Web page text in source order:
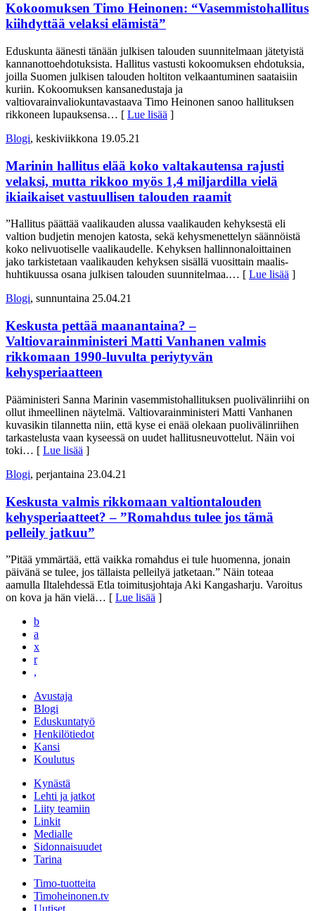
Kokoomuksen Timo Heinonen: “Vasemmistohallitus
kiihdyttää velaksi elämistä”
Eduskunta äänesti tänään julkisen talouden suunnitelmaan jätetyistä
kannanottoehdotuksista. Hallitus vastusti kokoomuksen ehdotuksia,
joilla Suomen julkisen talouden holtiton velkaantuminen saataisiin
kuriin. Kokoomuksen kansanedustaja ja
valtiovarainvaliokuntavastaava Timo Heinonen sanoo hallituksen
rikkoneen lupauksensa… [ Lue lisää ]
Blogi, keskiviikkona 19.05.21
Marinin hallitus elää koko valtakautensa rajusti
velaksi, mutta rikkoo myös 1,4 miljardilla vielä
ikiaikaiset vastuullisen talouden raamit
”Hallitus päättää vaalikauden alussa vaalikauden kehyksestä eli
valtion budjetin menojen katosta, sekä kehysmenettelyn säännöistä
koko nelivuotiselle vaalikaudelle. Kehyksen hallinnonaloittainen
jako tarkistetaan vaalikauden kehyksen sisällä vuosittain maalis-
huhtikuussa osana julkisen talouden suunnitelmaa.… [ Lue lisää ]
Blogi, sunnuntaina 25.04.21
Keskusta pettää maanantaina? –
Valtiovarainministeri Matti Vanhanen valmis
rikkomaan 1990-luvulta periytyvän
kehysperiaatteen
Pääministeri Sanna Marinin vasemmistohallituksen puolivälinriihi on
ollut ihmeellinen näytelmä. Valtiovarainministeri Matti Vanhanen
kuvasikin tilannetta niin, että kyse ei enää olekaan puolivälinriihen
tarkastelusta vaan kyseessä on uudet hallitusneuvottelut. Näin voi
toki… [ Lue lisää ]
Blogi, perjantaina 23.04.21
Keskusta valmis rikkomaan valtiontalouden
kehysperiaatteet? – ”Romahdus tulee jos tämä
pelleily jatkuu”
”Pitää ymmärtää, että vaikka romahdus ei tule huomenna, jonain
päivänä se tulee, jos tällaista pelleilyä jatketaan.” Näin toteaa
aamulla Iltalehdessä Etla toimitusjohtaja Aki Kangasharju. Varoitus
on kova ja hän vielä… [ Lue lisää ]
b
a
x
r
,
Avustaja
Blogi
Eduskuntatyö
Henkilötiedot
Kansi
Koulutus
Kynästä
Lehti ja jatkot
Liity teamiin
Linkit
Medialle
Sidonnaisuudet
Tarina
Timo-tuotteita
Timoheinonen.tv